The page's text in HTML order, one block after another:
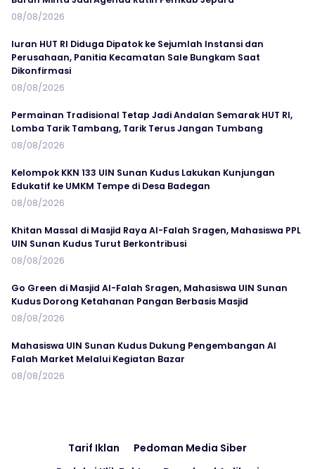
08/08/2026
Iuran HUT RI Diduga Dipatok ke Sejumlah Instansi dan
Perusahaan, Panitia Kecamatan Sale Bungkam Saat
Dikonfirmasi
08/08/2026
Permainan Tradisional Tetap Jadi Andalan Semarak HUT RI,
Lomba Tarik Tambang, Tarik Terus Jangan Tumbang
08/08/2026
Kelompok KKN 133 UIN Sunan Kudus Lakukan Kunjungan
Edukatif ke UMKM Tempe di Desa Badegan
08/08/2026
Khitan Massal di Masjid Raya Al-Falah Sragen, Mahasiswa PPL
UIN Sunan Kudus Turut Berkontribusi
08/08/2026
Go Green di Masjid Al-Falah Sragen, Mahasiswa UIN Sunan
Kudus Dorong Ketahanan Pangan Berbasis Masjid
08/08/2026
Mahasiswa UIN Sunan Kudus Dukung Pengembangan Al
Falah Market Melalui Kegiatan Bazar
08/08/2026
Tarif Iklan
Pedoman Media Siber